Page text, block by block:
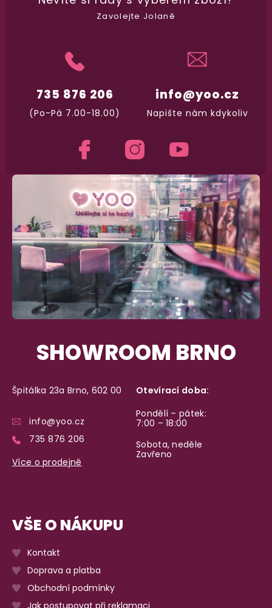
Garance vrácení peněz
info@yoo.cz
Napište nám kdykoliv
735 876 206
(Po-Pá 7.00-18.00)
Zavolejte Jolaně
SHOWROOM BRNO
Špitálka 23a Brno, 602 00
info@yoo.cz
735 876 206
Více o prodejně
Otevírací doba:
Pondělí – pátek:
7:00 – 18:00
Sobota, neděle
Zavřeno
VŠE O NÁKUPU
Kontakt
Doprava a platba
Obchodní podmínky
Jak postupovat při reklamaci